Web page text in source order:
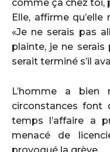
comme ça chez toi,
Elle, affirme
«Je ne serais pas
plainte, je ne
serait terminé s’il
L’homme a
circonstances font
temps l’affaire a
menacé de